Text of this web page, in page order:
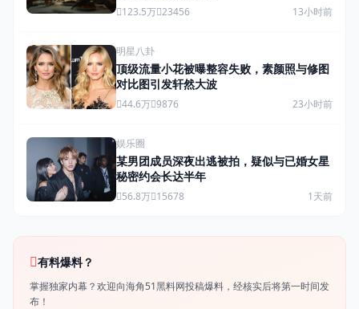
123.5万 23456 13小时前
明星八卦
顶级流量小花被曝整容失败，素颜照与修图
对比图引发轩然大波
44.6万 9876 23小时前
娱乐圈
某男团成员深夜出逃被拍，疑似与已婚女星
秘密约会长达半年
56.8万 15678 1天前
有料爆料？
掌握独家内幕？欢迎向海角51黑料网投稿爆料，经核实后将第一时间发
布！